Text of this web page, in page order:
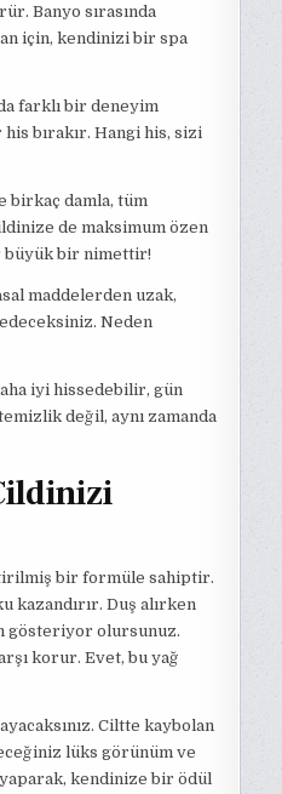
Banyo sırasında
an için, kendinizi bir spa
farklı bir deneyim
bırakır. Hangi his, sizi
birkaç damla, tüm
de maksimum özen
büyük bir nimettir!
maddelerden uzak,
Neden
iyi hissedebilir, gün
değil, aynı zamanda
bir formüle sahiptir.
Duş alırken
gösteriyor olursunuz.
korur. Evet, bu yağ
Ciltte kaybolan
lüks görünüm ve
kendinize bir ödül